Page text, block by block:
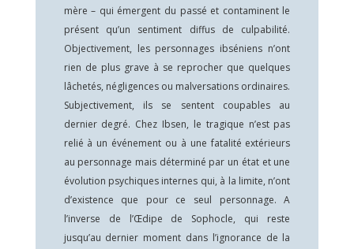
mère – qui émergent du passé et contaminent le
présent qu’un sentiment diffus de culpabilité.
Objectivement, les personnages ibséniens n’ont
rien de plus grave à se reprocher que quelques
lâchetés, négligences ou malversations ordinaires.
Subjectivement, ils se sentent coupables au
dernier degré. Chez Ibsen, le tragique n’est pas
relié à un événement ou à une fatalité extérieurs
au personnage mais déterminé par un état et une
évolution psychiques internes qui, à la limite, n’ont
d’existence que pour ce seul personnage. A
l’inverse de l’Œdipe de Sophocle, qui reste
jusqu’au dernier moment dans l’ignorance de la